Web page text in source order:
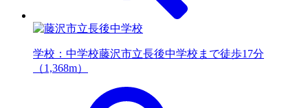
学校：中学校藤沢市立長後中学校まで徒歩17分
（1,368m）